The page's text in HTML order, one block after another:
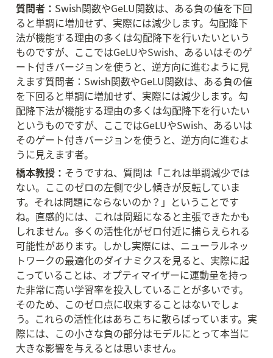
質問者： Swish関数やGeLU関数は、ある負の値を下回
ると単調に増加せず、実際には減少します。勾配降下
法が機能する理由の多くは勾配降下を行いたいという
ものですが、ここではGeLUやSwish、あるいはそのゲ
ート付きバージョンを使うと、逆方向に進むように見
えます質問者：Swish関数やGeLU関数は、ある負の値
を下回ると単調に増加せず、実際には減少します。勾
配降下法が機能する理由の多くは勾配降下を行いたい
というものですが、ここではGeLUやSwish、あるいは
そのゲート付きバージョンを使うと、逆方向に進むよ
うに見えます者。
橋本教授： そうですね、質問は「これは単調減少では
ない。ここのゼロの左側で少し傾きが反転していま
す。それは問題にならないのか？」ということです
ね。直感的には、これは問題になると主張できたかも
しれません。多くの活性化がゼロ付近に捕らえられる
可能性があります。しかし実際には、ニューラルネッ
トワークの最適化のダイナミクスを見ると、実際に起
こっていることは、オプティマイザーに運動量を持っ
た非常に高い学習率を投入していることが多いです。
そのため、このゼロ点に収束することはないでしょ
う。これらの活性化はあちこちに散らばっています。実
際には、この小さな負の部分はモデルにとって本当に
大きな影響を与えるとは思いません。